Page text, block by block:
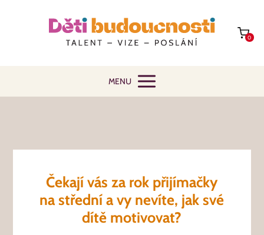
0
MENU
Čekají vás za rok přijímačky
na střední a vy nevíte, jak své
dítě motivovat?